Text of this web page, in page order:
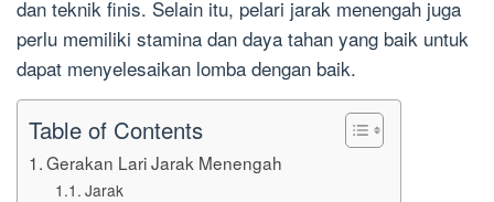
dan teknik finis. Selain itu, pelari jarak menengah juga
perlu memiliki stamina dan daya tahan yang baik untuk
dapat menyelesaikan lomba dengan baik.
Table of Contents
Gerakan Lari Jarak Menengah
Jarak